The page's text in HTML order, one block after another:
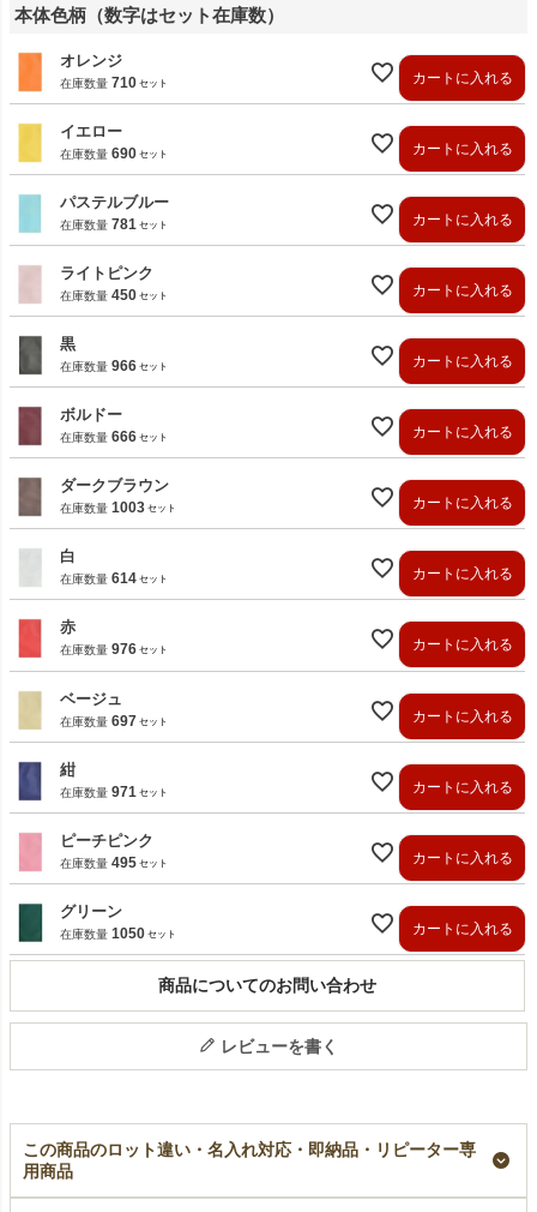
本体色柄（数字はセット在庫数）
オレンジ
在庫数量 710 カートに入れる
イエロー
在庫数量 690 カートに入れる
パステルブルー
在庫数量 781 カートに入れる
ライトピンク
在庫数量 450 カートに入れる
黒
在庫数量 966 カートに入れる
ボルドー
在庫数量 666 カートに入れる
ダークブラウン
在庫数量 1003 カートに入れる
白
在庫数量 614 カートに入れる
赤
在庫数量 976 カートに入れる
ベージュ
在庫数量 697 カートに入れる
紺
在庫数量 971 カートに入れる
ピーチピンク
在庫数量 495 カートに入れる
グリーン
在庫数量 1050 カートに入れる
商品についてのお問い合わせ
レビューを書く
この商品のロット違い・名入れ対応・即納品・リピーター専
用商品